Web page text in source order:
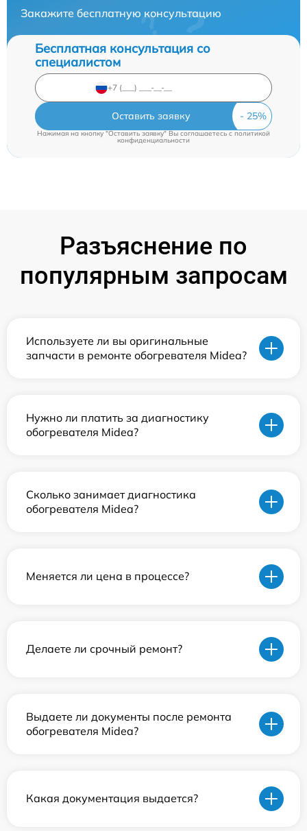
Закажите бесплатную консультацию
Бесплатная консультация со
специалистом
Оставить заявку
Нажимая на кнопку "Оставить заявку" Вы соглашаетесь cполитикой
конфиденциальности
Разъяснение по
популярным запросам
Используете ли вы оригинальные
запчасти в ремонте обогревателя Midea?
Нужно ли платить за диагностику
обогревателя Midea?
Сколько занимает диагностика
обогревателя Midea?
Меняется ли цена в процессе?
Делаете ли срочный ремонт?
Выдаете ли документы после ремонта
обогревателя Midea?
Какая документация выдается?